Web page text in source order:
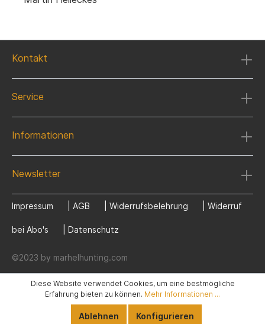
Kontakt
Service
Informationen
Newsletter
Impressum AGB Widerrufsbelehrung Widerruf
bei Abo's Datenschutz
©2023 by marhelhunting.com
Diese Website verwendet Cookies, um eine bestmögliche
Erfahrung bieten zu können. Mehr Informationen ...
Ablehnen Konfigurieren